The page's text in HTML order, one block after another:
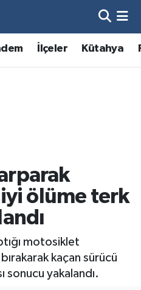
İlçeler Kütahya
ölüme terk
motosiklet
kaçan sürücü
sonucu yakalandı.
ve Fikstür